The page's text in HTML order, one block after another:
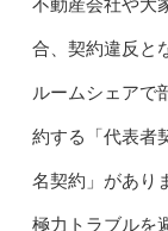
不動産会社や大
合、契約違反と
ルームシェアで
約する「代表者
名契約」があり
極力トラブルを